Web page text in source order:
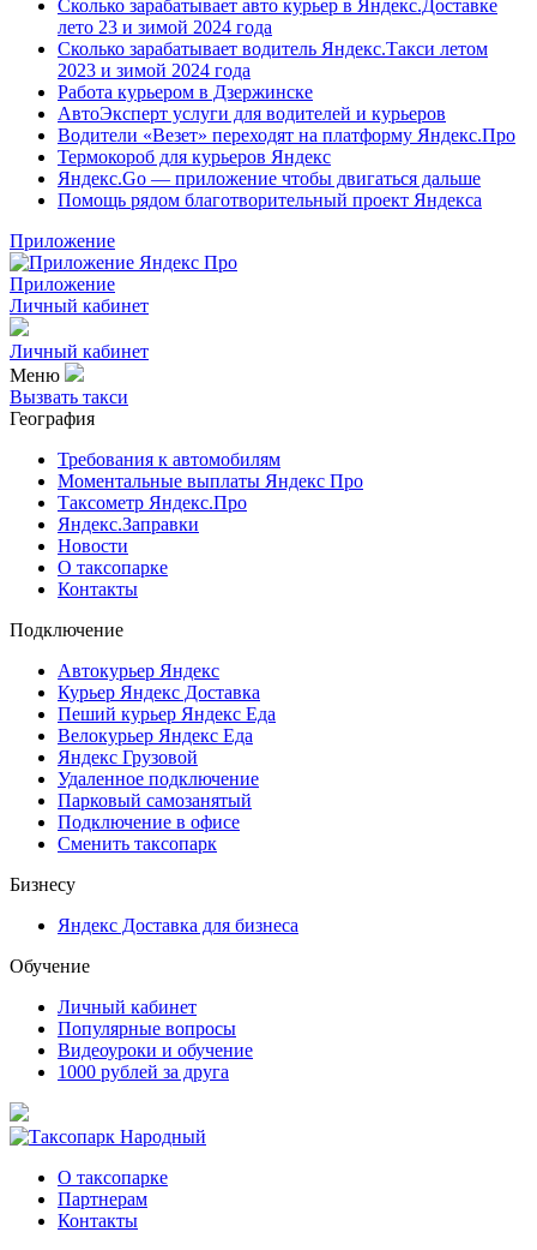
Сколько зарабатывает авто курьер в Яндекс.Доставке
лето 23 и зимой 2024 года
Сколько зарабатывает водитель Яндекс.Такси летом
2023 и зимой 2024 года
Работа курьером в Дзержинске
АвтоЭксперт услуги для водителей и курьеров
Водители «Везет» переходят на платформу Яндекс.Про
Термокороб для курьеров Яндекс
Яндекс.Go — приложение чтобы двигаться дальше
Помощь рядом благотворительный проект Яндекса
Приложение
Приложение
Личный кабинет
Личный кабинет
Меню
Вызвать такси
География
Требования к автомобилям
Моментальные выплаты Яндекс Про
Таксометр Яндекс.Про
Яндекс.Заправки
Новости
О таксопарке
Контакты
Подключение
Автокурьер Яндекс
Курьер Яндекс Доставка
Пеший курьер Яндекс Еда
Велокурьер Яндекс Еда
Яндекс Грузовой
Удаленное подключение
Парковый самозанятый
Подключение в офисе
Сменить таксопарк
Бизнесу
Яндекс Доставка для бизнеса
Обучение
Личный кабинет
Популярные вопросы
Видеоуроки и обучение
1000 рублей за друга
О таксопарке
Партнерам
Контакты